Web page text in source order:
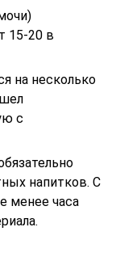
15-20 в
на несколько
с
напитков. С
менее часа